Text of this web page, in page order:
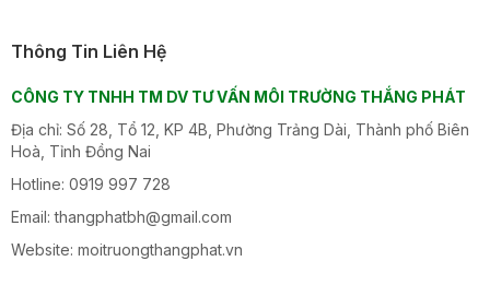
Thông Tin Liên Hệ
CÔNG TY TNHH TM DV TƯ VẤN MÔI TRƯỜNG THẮNG PHÁT
Địa chỉ: Số 28, Tổ 12, KP 4B, Phường Trảng Dài, Thành phố Biên
Hoà, Tỉnh Đồng Nai
Hotline: 0919 997 728
Email: thangphatbh@gmail.com
Website: moitruongthangphat.vn